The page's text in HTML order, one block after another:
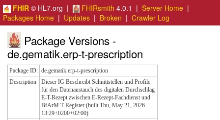
FHIR © HL7.org | FHIRsmith 4.0.1 | Server Home |
Packages Home | Updates | Broken | Crawler Log
Package Versions -
de.gematik.erp-t-prescription
Package ID: de.gematik.erp-t-prescription
Description
Dieser IG Beschreibt Schnittstellen und Profile
für den Datenaustauch des digitalen Durchschlag
E-T-Rezept zwischen E-Rezept-Fachdienst und
BfArM T-Register (built Thu, May 21, 2026
13:29+0200+02:00)